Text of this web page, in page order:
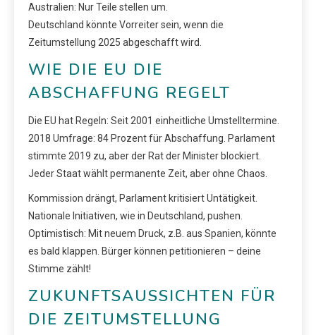
Australien: Nur Teile stellen um.
Deutschland könnte Vorreiter sein, wenn die
Zeitumstellung 2025 abgeschafft wird.
WIE DIE EU DIE
ABSCHAFFUNG REGELT
Die EU hat Regeln: Seit 2001 einheitliche Umstelltermine.
2018 Umfrage: 84 Prozent für Abschaffung. Parlament
stimmte 2019 zu, aber der Rat der Minister blockiert.
Jeder Staat wählt permanente Zeit, aber ohne Chaos.
Kommission drängt, Parlament kritisiert Untätigkeit.
Nationale Initiativen, wie in Deutschland, pushen.
Optimistisch: Mit neuem Druck, z.B. aus Spanien, könnte
es bald klappen. Bürger können petitionieren – deine
Stimme zählt!
ZUKUNFTSAUSSICHTEN FÜR
DIE ZEITUMSTELLUNG